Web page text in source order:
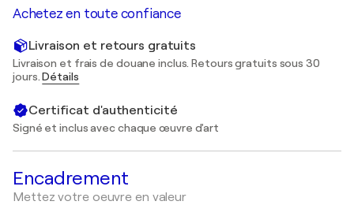
Achetez en toute confiance
Livraison et retours gratuits
Livraison et frais de douane inclus. Retours gratuits sous 30
jours.Détails
Certificat d'authenticité
Signé et inclus avec chaque œuvre d'art
Encadrement
Mettez votre oeuvre en valeur